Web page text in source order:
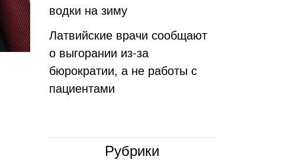
водки на зиму
Латвийские врачи сообщают
о выгорании из-за
бюрократии, а не работы с
пациентами
Рубрики